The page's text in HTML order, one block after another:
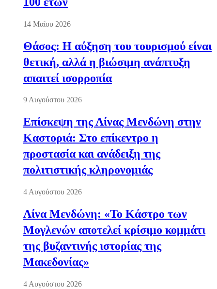
14 Μαΐου 2026
Θάσος: Η αύξηση του τουρισμού είναι
θετική, αλλά η βιώσιμη ανάπτυξη
απαιτεί ισορροπία
9 Αυγούστου 2026
Επίσκεψη της Λίνας Μενδώνη στην
Καστοριά: Στο επίκεντρο η
προστασία και ανάδειξη της
πολιτιστικής κληρονομιάς
4 Αυγούστου 2026
Λίνα Μενδώνη: «Το Κάστρο των
Μογλενών αποτελεί κρίσιμο κομμάτι
της βυζαντινής ιστορίας της
Μακεδονίας»
4 Αυγούστου 2026